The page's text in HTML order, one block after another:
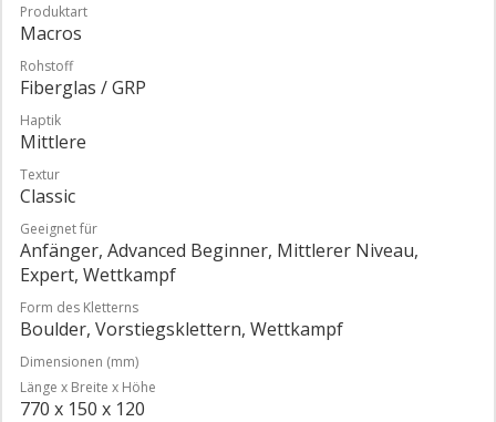
Produktart
Macros
Rohstoff
Fiberglas / GRP
Haptik
Mittlere
Textur
Classic
Geeignet für
Anfänger, Advanced Beginner, Mittlerer Niveau,
Expert, Wettkampf
Form des Kletterns
Boulder, Vorstiegsklettern, Wettkampf
Dimensionen (mm)
Länge x Breite x Höhe
770 x 150 x 120